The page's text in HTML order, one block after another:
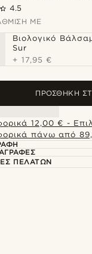
4.5
ΜΕ
Βιολογικό
Sur
+ 17,95 €
ΠΡΟΣΘΉΚΗ
12,00 € -
πάνω από
ΠΕΛΑΤΏΝ